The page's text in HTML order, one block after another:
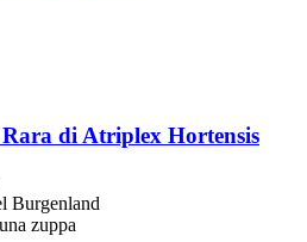
di Atriplex Hortensis
Burgenland
zuppa